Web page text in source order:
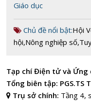
Giáo dục
Chủ đề nổi bật:Hội
hội,Nông nghiệp số,
Tạp chí Điện tử và Ứng
Tổng biên tập: PGS.TS
Trụ sở chính: Tầng 4,